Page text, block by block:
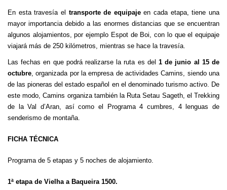
En esta travesía el transporte de equipajeen cada etapa, tiene una
mayor importancia debido a las enormes distancias que se encuentran
algunos alojamientos, por ejemplo Espot de Boi, con lo que el equipaje
viajará más de 250 kilómetros, mientras se hace la travesía.
Las fechas en que podrá realizarse la ruta es del 1 de junio al 15 de
octubre, organizada por la empresa de actividades Camins, siendo una
de las pioneras del estado español en el denominado turismo activo. De
este modo, Camins organiza también la Ruta Setau Sageth, el Trekking
de la Val d’Aran, así como el Programa 4 cumbres, 4 lenguas de
senderismo de montaña.
FICHA TÉCNICA
Programa de 5 etapas y 5 noches de alojamiento.
1ª etapa de Vielha a Baqueira 1500.